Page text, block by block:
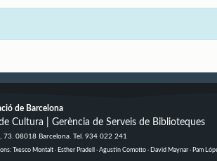
de Barcelona
Cultura | Gerència de Serveis de Biblioteques
73. 08018 Barcelona. Tel. 934 022 241
Txesco Montalt · Esther Pradell · Agustín Comotto · David Maynar · Pam